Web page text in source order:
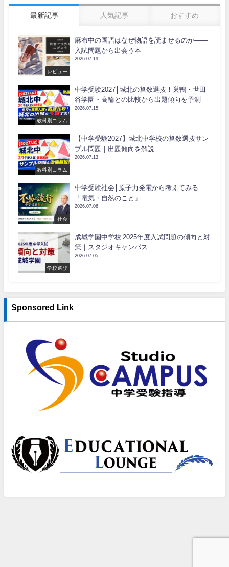
最新記事 人気記事 おすすめ
レビュー
麻布中の国語はなぜ物語を読ませるのか――
入試問題から出会う本
2026.07.19
教科別コラム
中学受験2027│城北の算数選抜！巣鴨・世田
谷学園・高輪との比較から出題傾向を予測
2026.07.15
教科別コラム
【中学受験2027】城北中学校の算数選抜サン
プル問題｜出題傾向を解説
2026.07.13
社会
中学受験社会│原子力発電から考えてみる
「電気・自然のこと」
2026.07.06
学校選び
成城学園中学校 2025年度入試問題の傾向と対
策｜スタジオキャンパス
2026.07.05
Sponsored Link